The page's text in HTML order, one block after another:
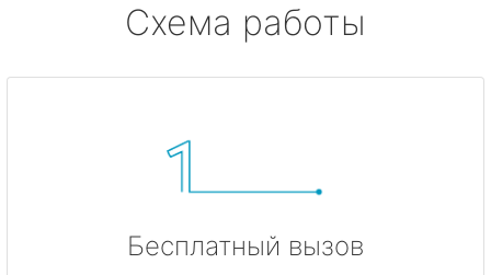
Схема работы
Бесплатный вызов